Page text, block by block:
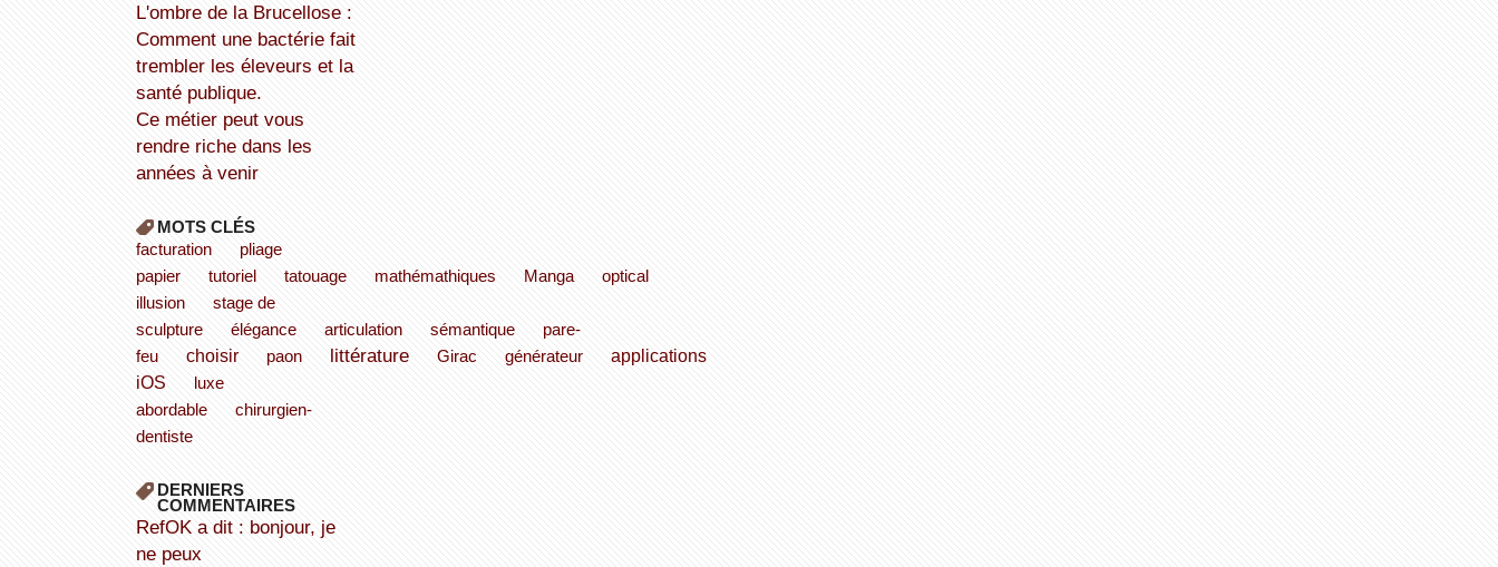
L'ombre de la Brucellose :
Comment une bactérie fait
trembler les éleveurs et la
santé publique.
Ce métier peut vous
rendre riche dans les
années à venir
MOTS CLÉS
facturation
pliage
papier
tutoriel tatouage mathémathiques Manga
optical
illusion
stage de
sculpture
élégance articulation sémantique
pare-
feu
choisir paon littérature Girac générateur
applications
iOS
luxe
abordable
chirurgien-
dentiste
DERNIERS
COMMENTAIRES
refOK a dit : bonjour, je
ne peux